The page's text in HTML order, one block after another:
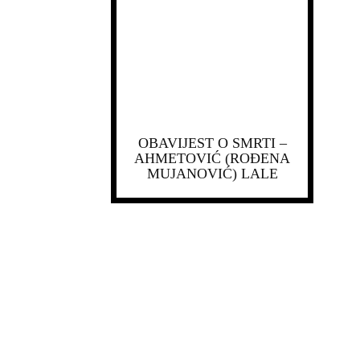
OBAVIJEST O SMRTI –
AHMETOVIĆ (ROĐENA
MUJANOVIĆ) LALE